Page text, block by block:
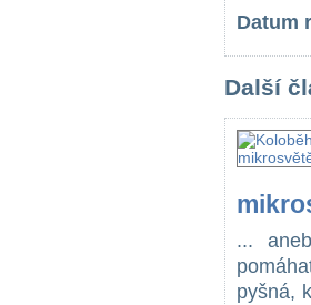
Datum
Další
...
pyšná,